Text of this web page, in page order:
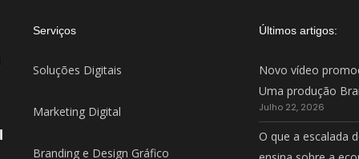
Serviços
Soluções Digitais
Marketing Digital
Branding e Design Gráfico
Últimos artigos:
Novo vídeo
Uma produção
Julho 22, 2026
O que a escalada